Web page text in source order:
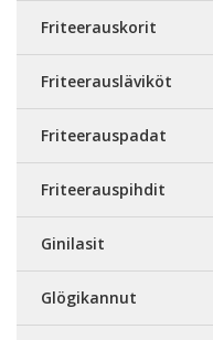
Friteerauskorit
Friteerausläviköt
Friteerauspadat
Friteerauspihdit
Ginilasit
Glögikannut